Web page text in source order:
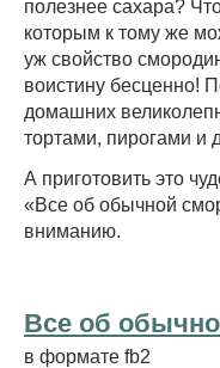
полезнее сахара?
которым к тому же
уж свойство
воистину бесценно!
домашних
тортами, пирогами и
А приготовить это
«Все об обычной
вниманию.
Все об
в формате fb2